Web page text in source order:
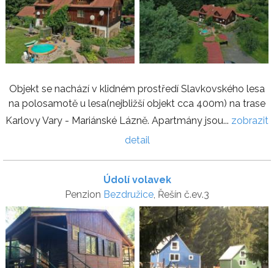
Objekt se nachází v klidném prostředí Slavkovského lesa
na polosamotě u lesa(nejbližší objekt cca 400m) na trase
Karlovy Vary - Mariánské Lázně. Apartmány jsou... zobrazit
detail
Údolí volavek
Penzion Bezdružice, Řešín č.ev.3